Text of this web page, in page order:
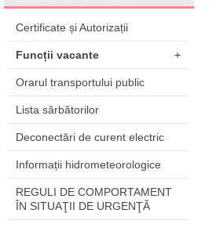
Certificate și Autorizații
Funcții vacante +
Orarul transportului public
Lista sărbătorilor
Deconectări de curent electric
Informații hidrometeorologice
REGULI DE COMPORTAMENT
ÎN SITUAŢII DE URGENŢĂ